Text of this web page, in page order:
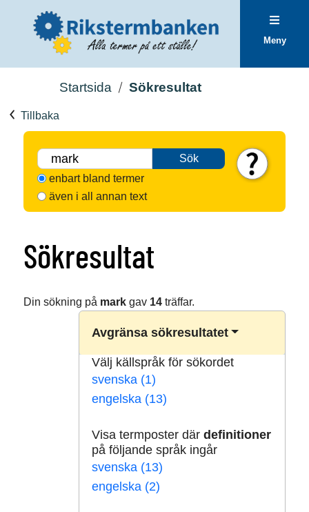
Meny
Startsida Sökresultat
Tillbaka
Sök
enbart bland termer
även i all annan text
Sökresultat
Din sökning på markgav 14träffar.
Avgränsa sökresultatet
Välj källspråk för sökordet
svenska (1)
engelska (13)
Visa termposter där definitioner
på följande språk ingår
svenska (13)
engelska (2)